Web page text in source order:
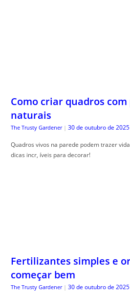
Como criar quadros
naturais
The Trusty Gardener | 30 de outubro de 2025
Quadros vivos na parede podem trazer
dicas incr, íveis para decorar!
Fertilizantes simples e
começar bem
The Trusty Gardener | 30 de outubro de 2025